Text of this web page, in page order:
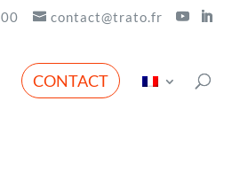
contact@trato.fr
CONTACT